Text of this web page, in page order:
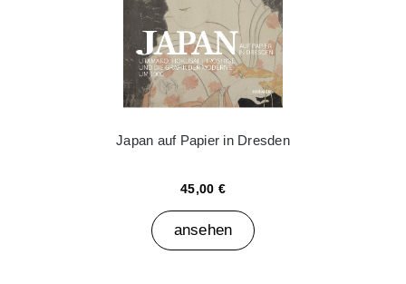
Japan auf Papier in Dresden
45,00 €
ansehen